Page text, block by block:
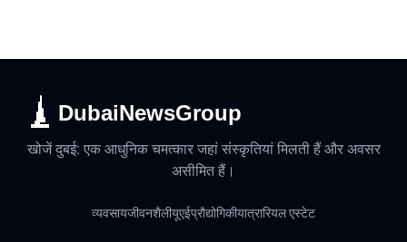
DubaiNewsGroup
खोजें दुबई: एक आधुनिक चमत्कार जहां संस्कृतियां मिलती हैं और अवसर
असीमित हैं।
व्यवसायजीवनशैलीयूएईप्रौद्योगिकीयात्रारियल एस्टेट